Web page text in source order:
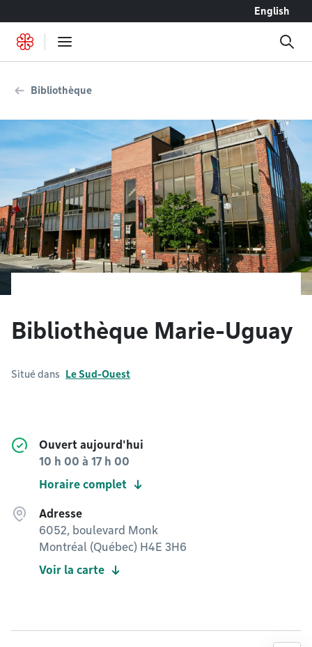
English
Bibliothèque
Bibliothèque Marie-Uguay
Situé dans Le Sud-Ouest
Ouvert aujourd'hui
10 h 00 à 17 h 00
Horaire complet
Adresse
6052, boulevard Monk
Montréal (Québec) H4E 3H6
Voir la carte